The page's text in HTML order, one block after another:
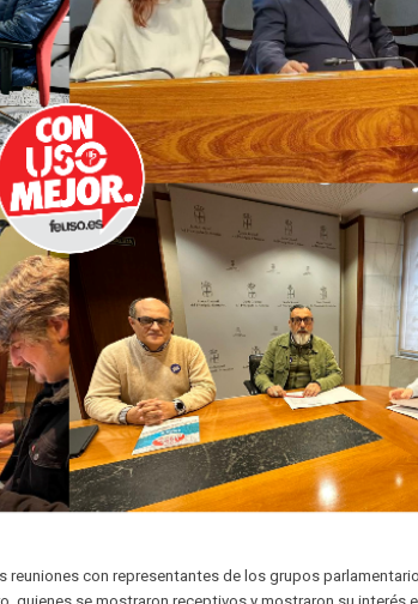
reuniones con representantes de los grupos